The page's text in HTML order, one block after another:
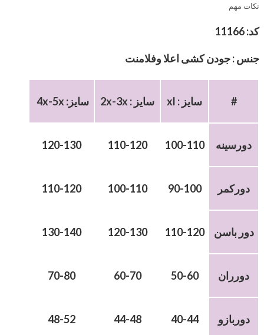
نکات مهم
کد: 11166
جنس : جودن کشی اعلا وفلامنت
4x-5x :سایز 2x-3x : سایز xl : سایز #
120-130 110-120 100-110 دورسینه
110-120 100-110 90-100 دورکمر
130-140 120-130 110-120 دور باسن
70-80 60-70 50-60 دورران
48-52 44-48 40-44 دوربازو